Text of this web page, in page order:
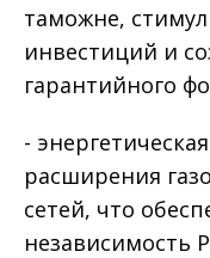
таможне,
инвестиций и
гарантийного
-
расширения
сетей, что
независимость